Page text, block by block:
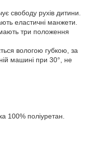
свободу рухів дитини.
еластичні манжети.
три положення
вологою губкою, за
машині при 30°, не
100% поліуретан.